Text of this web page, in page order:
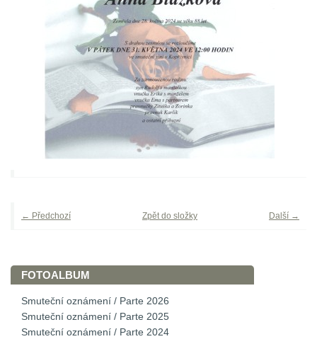
← Předchozí Další →
Zpět do složky
FOTOALBUM
Smuteční oznámení / Parte 2026
Smuteční oznámení / Parte 2025
Smuteční oznámení / Parte 2024